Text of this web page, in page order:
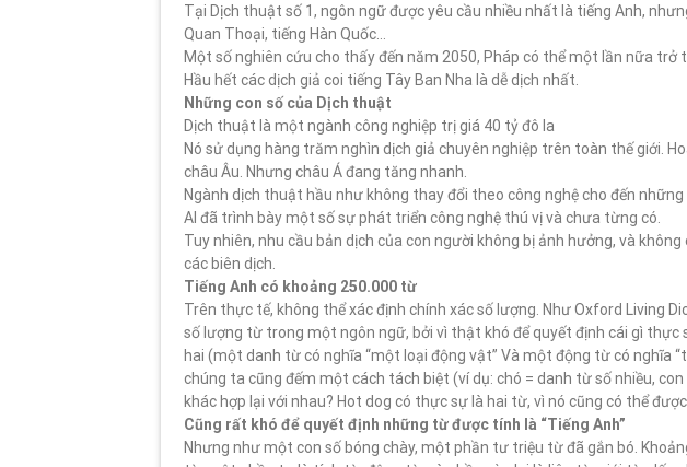
Tại Dịch thuật số 1, ngôn ngữ được yêu cầu nhiều nhất là tiếng Anh,
Quan Thoại, tiếng Hàn Quốc…
Một số nghiên cứu cho thấy đến năm 2050, Pháp có thể một lần nữa
Hầu hết các dịch giả coi tiếng Tây Ban Nha là dễ dịch nhất.
Những con số của Dịch thuật
Dịch thuật là một ngành công nghiệp trị giá 40 tỷ đô la
Nó sử dụng hàng trăm nghìn dịch giả chuyên nghiệp trên toàn thế giới.
châu Âu. Nhưng châu Á đang tăng nhanh.
Ngành dịch thuật hầu như không thay đổi theo công nghệ cho đến
AI đã trình bày một số sự phát triển công nghệ thú vị và chưa từng có.
Tuy nhiên, nhu cầu bản dịch của con người không bị ảnh hưởng, và
các biên dịch.
Tiếng Anh có khoảng 250.000 từ
Trên thực tế, không thể xác định chính xác số lượng. Như Oxford Living
số lượng từ trong một ngôn ngữ, bởi vì thật khó để quyết định cái gì
hai (một danh từ có nghĩa “một loại động vật” Và một động từ có nghĩa
chúng ta cũng đếm một cách tách biệt (ví dụ: chó = danh từ số nhiều,
khác hợp lại với nhau? Hot dog có thực sự là hai từ, vì nó cũng có thể
Cũng rất khó để quyết định những từ được tính là “Tiếng Anh”
Nhưng như một con số bóng chày, một phần tư triệu từ đã gắn bó.